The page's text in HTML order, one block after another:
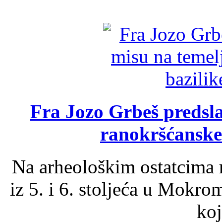
Fra Jozo Grbeš
Na arheološkim
iz 5. i 6. stoljeća u